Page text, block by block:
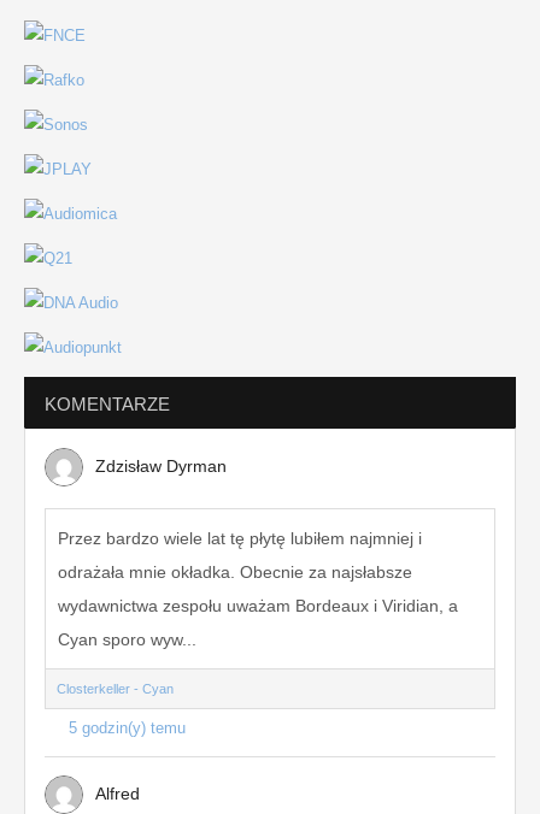
KOMENTARZE
Zdzisław Dyrman
Przez bardzo wiele lat tę płytę lubiłem najmniej i
odrażała mnie okładka. Obecnie za najsłabsze
wydawnictwa zespołu uważam Bordeaux i Viridian, a
Cyan sporo wyw...
Closterkeller - Cyan
5 godzin(y) temu
Alfred